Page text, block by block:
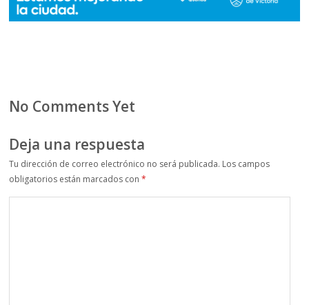
No Comments Yet
Deja una respuesta
Tu dirección de correo electrónico no será publicada. Los campos
obligatorios están marcados con*